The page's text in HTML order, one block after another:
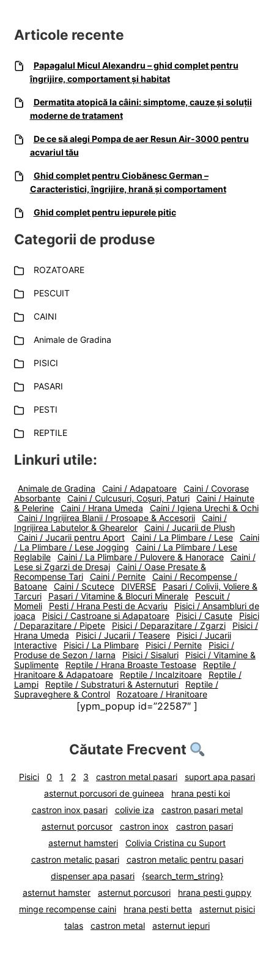
Articole recente
Papagalul Micul Alexandru – ghid complet pentru
îngrijire, comportament și habitat
Dermatita atopică la câini: simptome, cauze și soluții
moderne de tratament
De ce să alegi Pompa de aer Resun Air-3000 pentru
acvariul tău
Ghid complet pentru Ciobănesc German –
Caracteristici, îngrijire, hrană și comportament
Ghid complet pentru iepurele pitic
Categorii de produse
ROZATOARE
PESCUIT
CAINI
Animale de Gradina
PISICI
PASARI
PESTI
REPTILE
Linkuri utile:
Animale de Gradina Caini / Adapatoare
Caini / Covorase
Absorbante
Caini / Culcusuri, Coșuri, Paturi
Caini / Hainute
& Pelerine
Caini / Hrana Umeda
Caini / Igiena Urechi & Ochi
Caini / Ingrijirea Blanii / Prosoape & Accesorii
Caini /
Ingrijirea Labutelor & Ghearelor
Caini / Jucarii de Plush
Caini / Jucarii pentru Aport
Caini / La Plimbare / Lese
Caini
/ La Plimbare / Lese Jogging
Caini / La Plimbare / Lese
Reglabile
Caini / La Plimbare / Pulovere & Hanorace
Caini /
Lese si Zgarzi de Dresaj
Caini / Oase Presate &
Recompense Tari
Caini / Pernite
Caini / Recompense /
Batoane
Caini / Scutece DIVERSE
Pasari / Colivii, Voliere &
Tarcuri
Pasari / Vitamine & Blocuri Minerale
Pescuit /
Momeli
Pesti / Hrana Pesti de Acvariu
Pisici / Ansambluri de
joaca
Pisici / Castroane si Adapatoare Pisici / Casute
Pisici
/ Deparazitare / Pipete
Pisici / Deparazitare / Zgarzi
Pisici /
Hrana Umeda
Pisici / Jucarii / Teasere
Pisici / Jucarii
Interactive
Pisici / La Plimbare Pisici / Pernite
Pisici /
Produse de Sezon / Iarna
Pisici / Sisaluri
Pisici / Vitamine &
Suplimente
Reptile / Hrana Broaste Testoase
Reptile /
Hranitoare & Adapatoare
Reptile / Incalzitoare
Reptile /
Lampi
Reptile / Substraturi & Asternuturi
Reptile /
Supraveghere & Control
Rozatoare / Hranitoare
[ypm_popup id=”22587″ ]
Căutate Frecvent
Pisici 0 1 2 3 castron metal pasari
suport apa pasari
asternut porcusori de guineea
hrana pesti koi
castron inox pasari
colivie iza
castron pasari metal
asternut porcusor
castron inox
castron pasari
asternut hamsteri
Colivia Cristina cu Suport
castron metalic pasari
castron metalic pentru pasari
dispenser apa pasari
{search_term_string}
asternut hamster
asternut porcusori
hrana pesti guppy
minge recompense caini
hrana pesti betta
asternut pisici
talas
castron metal asternut iepuri